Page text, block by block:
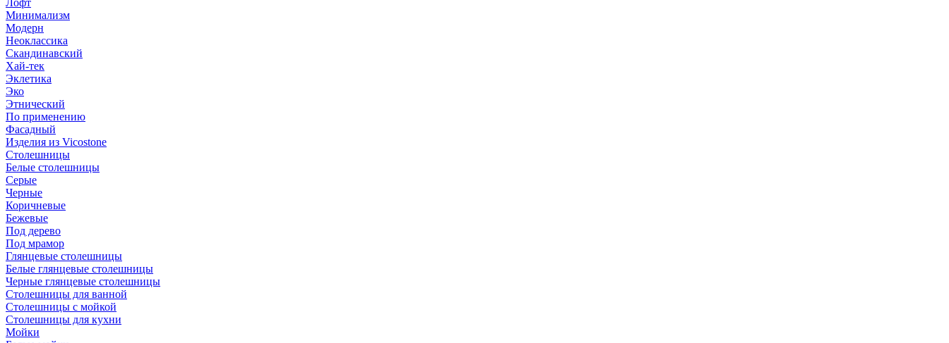
Лофт
Минимализм
Модерн
Неоклассика
Скандинавский
Хай-тек
Эклетика
Эко
Этнический
По применению
Фасадный
Изделия из Vicostone
Столешницы
Белые столешницы
Серые
Черные
Коричневые
Бежевые
Под дерево
Под мрамор
Глянцевые столешницы
Белые глянцевые столешницы
Черные глянцевые столешницы
Столешницы для ванной
Столешницы с мойкой
Столешницы для кухни
Мойки